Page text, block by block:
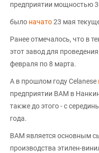
предприятии мощностью
было начато23 мая
Ранее отмечалось, что в
этот завод для
февраля по 8 марта.
А в прошлом году Celanese
предприятии ВАМ в
также до этого - с
года.
ВАМ является основным
производства этилен-